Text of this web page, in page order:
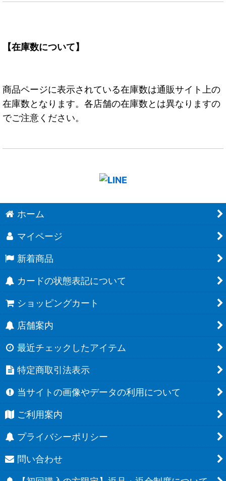
【在庫数について】
商品ページに表示されている在庫数は通販サイト上の
在庫数となります。各店舗の在庫数とは異なりますの
でご注意ください。
ホーム
マイページ
新着商品
カードの状態表記について
ショッピングカート
店舗案内
最近チェックしたアイテム
特定商取引法表示
当サイトの画像やデータの利用について
ご利用案内
プライバシーポリシー
問い合わせ